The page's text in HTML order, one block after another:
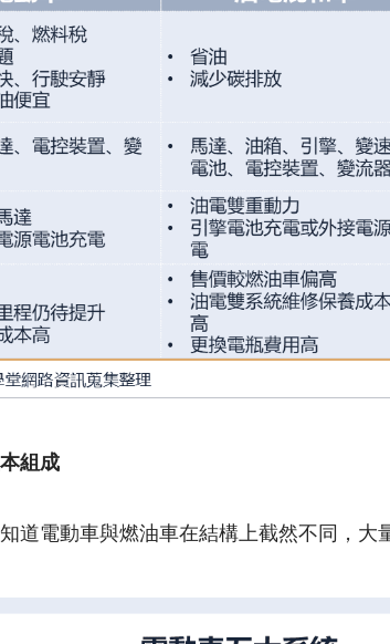
組成
道電動車與燃油車在結構上截然不同，大